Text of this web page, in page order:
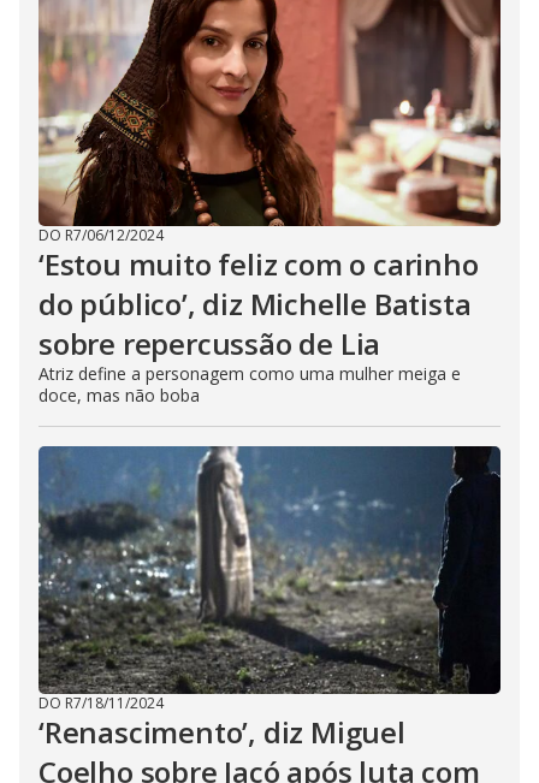
DO R7/06/12/2024
‘Estou muito feliz com o carinho
do público’, diz Michelle Batista
sobre repercussão de Lia
Atriz define a personagem como uma mulher meiga e
doce, mas não boba
DO R7/18/11/2024
‘Renascimento’, diz Miguel
Coelho sobre Jacó após luta com